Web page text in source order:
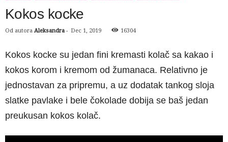
Kokos kocke
Od autora Aleksandra - Dec 1, 2019 16304
Kokos kocke su jedan fini kremasti kolač sa kakao i
kokos korom i kremom od žumanaca. Relativno je
jednostavan za pripremu, a uz dodatak tankog sloja
slatke pavlake i bele čokolade dobija se baš jedan
preukusan kokos kolač.